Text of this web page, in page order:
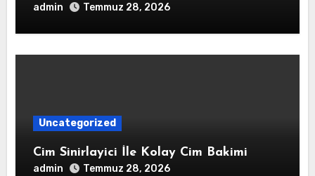
admin Temmuz 28, 2026
Uncategorized
Cim Sinirlayici İle Kolay Cim Bakimi
admin Temmuz 28, 2026